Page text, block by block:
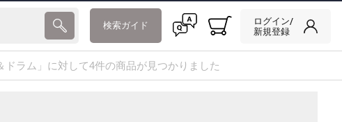
検索ガイド
ログイン/
新規登録
ドラム」に対して4件の商品が見つかりました